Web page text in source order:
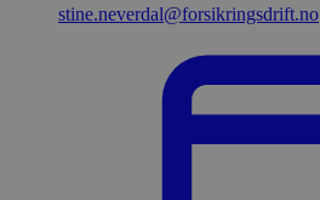
stine.neverdal​@forsikringsdrift.no